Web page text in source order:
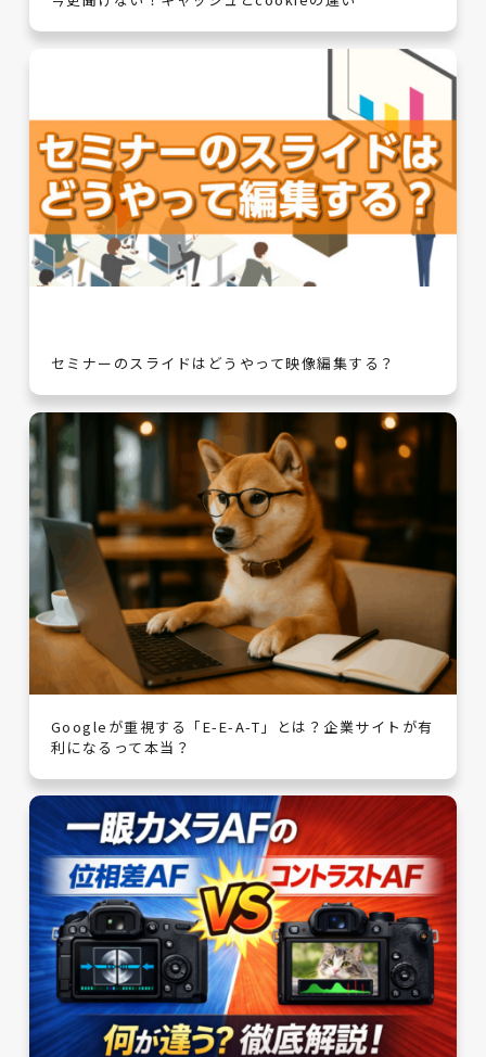
セミナーのスライドはどうやって映像編集する？
Googleが重視する「E-E-A-T」とは？企業サイトが有
利になるって本当？